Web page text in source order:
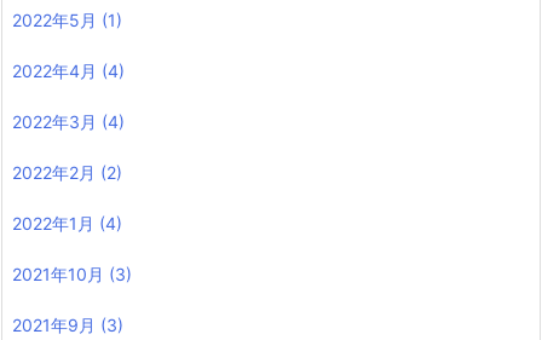
2022年5月 (1)
2022年4月 (4)
2022年3月 (4)
2022年2月 (2)
2022年1月 (4)
2021年10月 (3)
2021年9月 (3)